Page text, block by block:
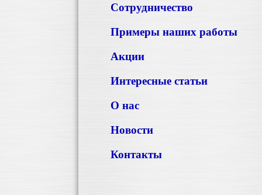
Сотрудничество
Примеры наших работы
Акции
Интересные статьи
О нас
Новости
Контакты